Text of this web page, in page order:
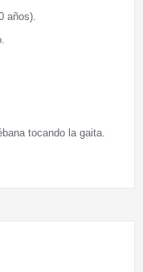
años).
tocando la gaita.